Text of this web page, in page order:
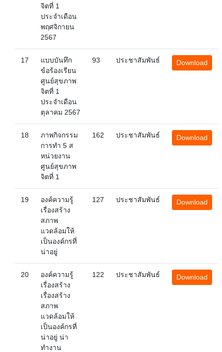
จิตที่ 1
ประจำเดือน
พฤศจิกายน
2567
17
แบบบันทึก
ข้อร้องเรียน
ศูนย์สุขภาพ
จิตที่ 1
ประจำเดือน
ตุลาคม 2567
93 ประชาสัมพันธ์ Download
18
ภาพกิจกรรม
การทำ 5 ส
หน่วยงาน
ศูนย์สุขภาพ
จิตที่ 1
162 ประชาสัมพันธ์ Download
19
องค์ความรู้
เรื่องสร้าง
สภาพ
แวดล้อมให้
เป็นองค์กรที่
น่าอยู่
127 ประชาสัมพันธ์ Download
20
องค์ความรู้
เรื่องสร้าง
เรื่องสร้าง
สภาพ
แวดล้อมให้
เป็นองค์กรที่
น่าอยู่ น่า
ทำงาน
122 ประชาสัมพันธ์ Download